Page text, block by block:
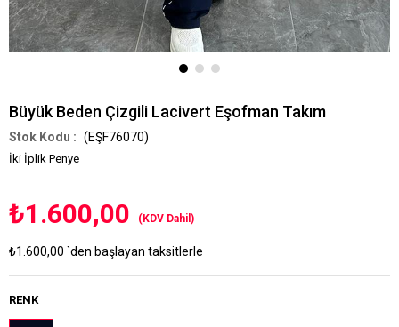
Büyük Beden Çizgili Lacivert Eşofman Takım
(EŞF76070)
İki İplik Penye
₺1.600,00 (KDV Dahil)
₺1.600,00 `den başlayan taksitlerle
RENK